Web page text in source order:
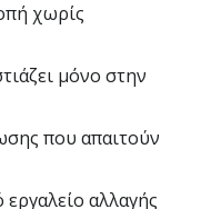
χωρίς
μόνο στην
που απαιτούν
αλλαγής